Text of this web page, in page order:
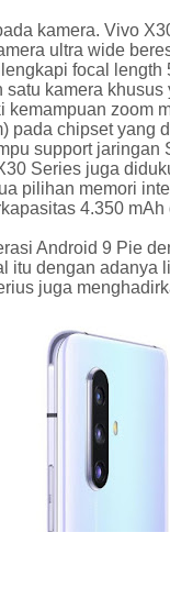
kamera. Vivo
ultra wide
focal
kamera
kemampuan zoom
chipset yang
support jaringan
Series juga
pilihan memori
4.350
Android 9 Pie
itu dengan
juga